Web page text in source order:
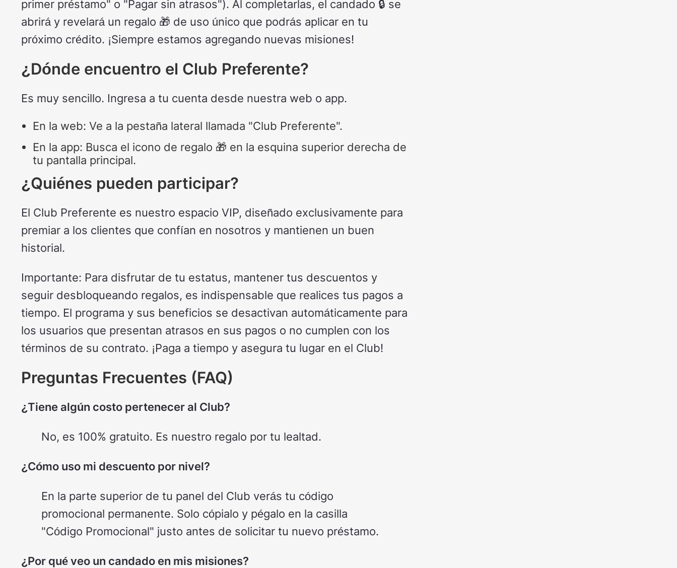
primer préstamo" o "Pagar sin atrasos"). Al completarlas, el candado 🔒 se
abrirá y revelará un regalo 🎁 de uso único que podrás aplicar en tu
próximo crédito. ¡Siempre estamos agregando nuevas misiones!
¿Dónde encuentro el Club Preferente?
Es muy sencillo. Ingresa a tu cuenta desde nuestra web o app.
En la web: Ve a la pestaña lateral llamada "Club Preferente".
En la app: Busca el icono de regalo 🎁 en la esquina superior derecha de
tu pantalla principal.
¿Quiénes pueden participar?
El Club Preferente es nuestro espacio VIP, diseñado exclusivamente para
premiar a los clientes que confían en nosotros y mantienen un buen
historial.
Importante: Para disfrutar de tu estatus, mantener tus descuentos y
seguir desbloqueando regalos, es indispensable que realices tus pagos a
tiempo. El programa y sus beneficios se desactivan automáticamente para
los usuarios que presentan atrasos en sus pagos o no cumplen con los
términos de su contrato. ¡Paga a tiempo y asegura tu lugar en el Club!
Preguntas Frecuentes (FAQ)
¿Tiene algún costo pertenecer al Club?
No, es 100% gratuito. Es nuestro regalo por tu lealtad.
¿Cómo uso mi descuento por nivel?
En la parte superior de tu panel del Club verás tu código
promocional permanente. Solo cópialo y pégalo en la casilla
"Código Promocional" justo antes de solicitar tu nuevo préstamo.
¿Por qué veo un candado en mis misiones?